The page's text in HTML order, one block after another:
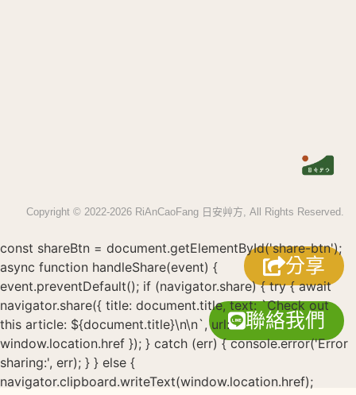
Copyright © 2022-2026 RiAnCaoFang 日安艸方, All Rights Reserved.
分享
聯絡我們
const shareBtn = document.getElementById('share-btn');
async function handleShare(event) {
event.preventDefault(); if (navigator.share) { try { await
navigator.share({ title: document.title, text: `Check out
this article: ${document.title}\n\n`, url:
window.location.href }); } catch (err) { console.error('Error
sharing:', err); } } else {
navigator.clipboard.writeText(window.location.href);